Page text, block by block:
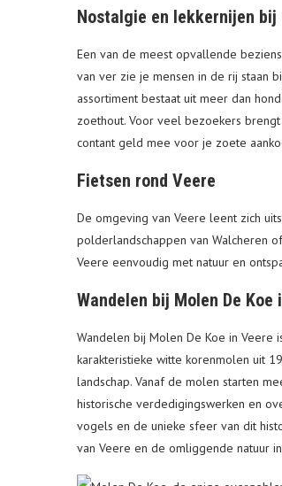
Nostalgie en lekkernijen bij
Een van de meest opvallende
van ver zie je mensen in de rij staan
assortiment bestaat uit meer dan
zoethout. Voor veel bezoekers
contant geld mee voor je zoete
Fietsen rond Veere
De omgeving van Veere leent zich
polderlandschappen van Walcheren
Veere eenvoudig met natuur en
Wandelen bij Molen De Koe
Wandelen bij Molen De Koe in Veere
karakteristieke witte korenmolen uit
landschap. Vanaf de molen starten
historische verdedigingswerken en
vogels en de unieke sfeer van dit
van Veere en de omliggende natuur